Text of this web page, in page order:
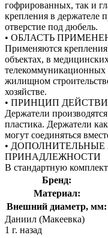
гофрированных, так и
крепления в держателе
отверстие под дюбель.
• ОБЛАСТЬ
Применяются
объектах, в
жилищном
хозяйстве.
• ПРИНЦИП
Держатели
пластика. Держатели
могут соединяться
•
ПРИНАДЛЕЖНОСТИ
В стандартную
Бренд:
Материал:
Внешний диаметр, мм:
Даниил (Макеевка)
1 г. назад